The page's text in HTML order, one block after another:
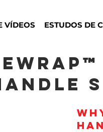
VÍDEOS ESTUDOS DE